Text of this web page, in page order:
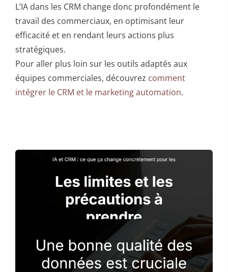
L’IA dans les CRM change donc profondément le
travail des commerciaux, en optimisant leur
efficacité et en rendant leurs actions plus
stratégiques.
Pour aller plus loin sur les outils adaptés aux
équipes commerciales, découvrez comment
intégrer le CRM et le marketing automation.